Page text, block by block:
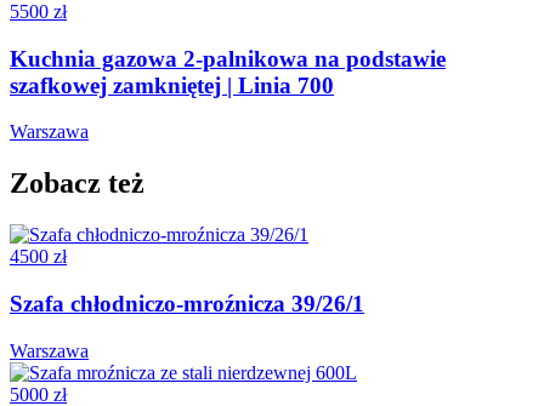
5500 zł
Kuchnia gazowa 2-palnikowa na podstawie
szafkowej zamkniętej | Linia 700
Warszawa
Zobacz też
4500 zł
Szafa chłodniczo-mroźnicza 39/26/1
Warszawa
5000 zł